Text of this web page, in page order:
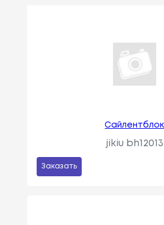
Сайлентблок
jikiu bh12013
Заказать